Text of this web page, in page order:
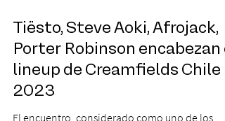
Tiësto, Steve Aoki, Afrojack,
Porter Robinson encabezan
lineup de Creamfields Chile
2023